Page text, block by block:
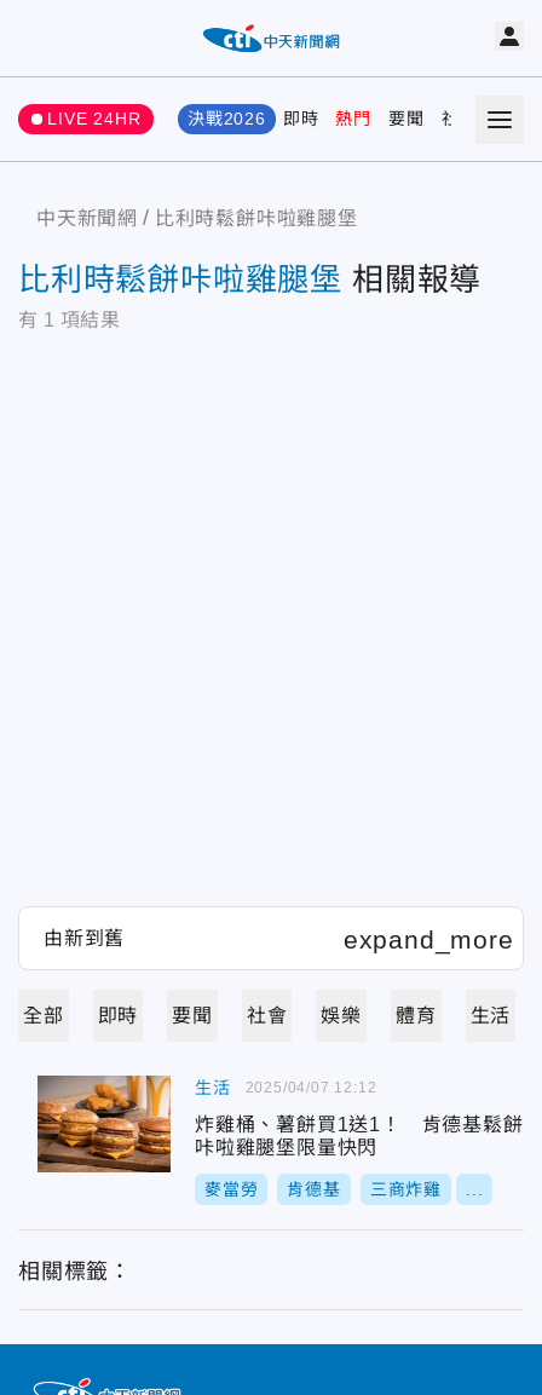
LIVE 24HR 決戰2026 即時 熱門 要聞 社會 娛樂
中天新聞網 比利時鬆餅咔啦雞腿堡
比利時鬆餅咔啦雞腿堡 相關報導
有 1 項結果
全部 即時 要聞 社會 娛樂 體育 生活
生活
炸雞桶、薯餅買1送1！ 肯德基鬆餅
咔啦雞腿堡限量快閃
麥當勞 肯德基 三商炸雞
2025/04/07 12:12
相關標籤：